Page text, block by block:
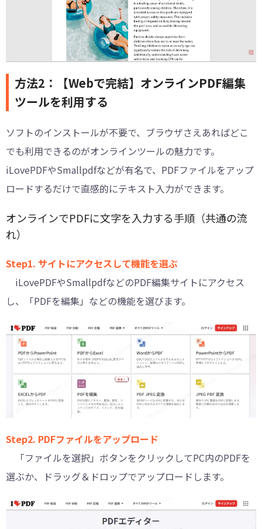
方法2：【Webで完結】オンラインPDF編集
ツールを利用する
ソフトのインストールが不要で、ブラウザさえあればどこ
でも利用できるのがオンラインツールの魅力です。
iLovePDFやSmallpdfなどが有名で、PDFファイルをアップ
ロードするだけで直感的にテキスト入力ができます。
オンラインでPDFに文字を入力する手順（共通の流
れ）
Step1. サイトにアクセスして機能を選ぶ
iLovePDFやSmallpdfなどのPDF編集サイトにアクセス
し、「PDFを編集」などの機能を選びます。
Step2. PDFファイルをアップロード
「ファイルを選択」ボタンをクリックしてPC内のPDFを
選ぶか、ドラッグ＆ドロップでアップロードします。